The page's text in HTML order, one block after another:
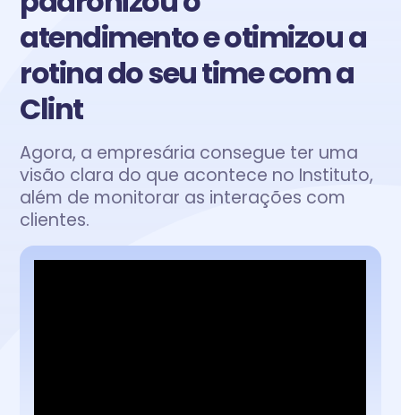
atendimento e otimizou a
rotina do seu time com a
Clint
Agora, a empresária consegue ter uma
visão clara do que acontece no Instituto,
além de monitorar as interações com
clientes.